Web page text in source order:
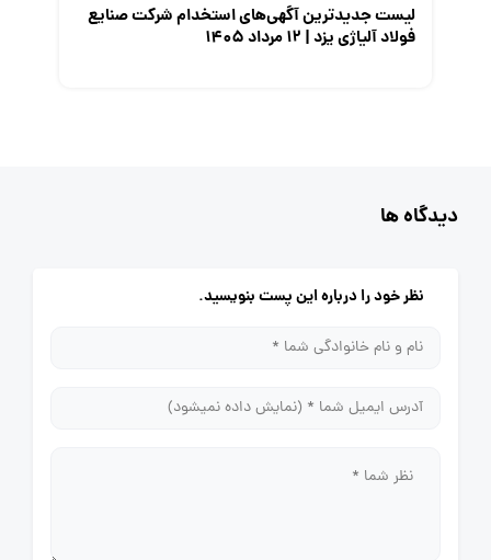
لیست جدیدترین آگهی‌های استخدام شرکت صنایع
فولاد آلیاژی یزد | ۱۲ مرداد ۱۴۰۵
دیدگاه ها
نظر خود را درباره این پست بنویسید.